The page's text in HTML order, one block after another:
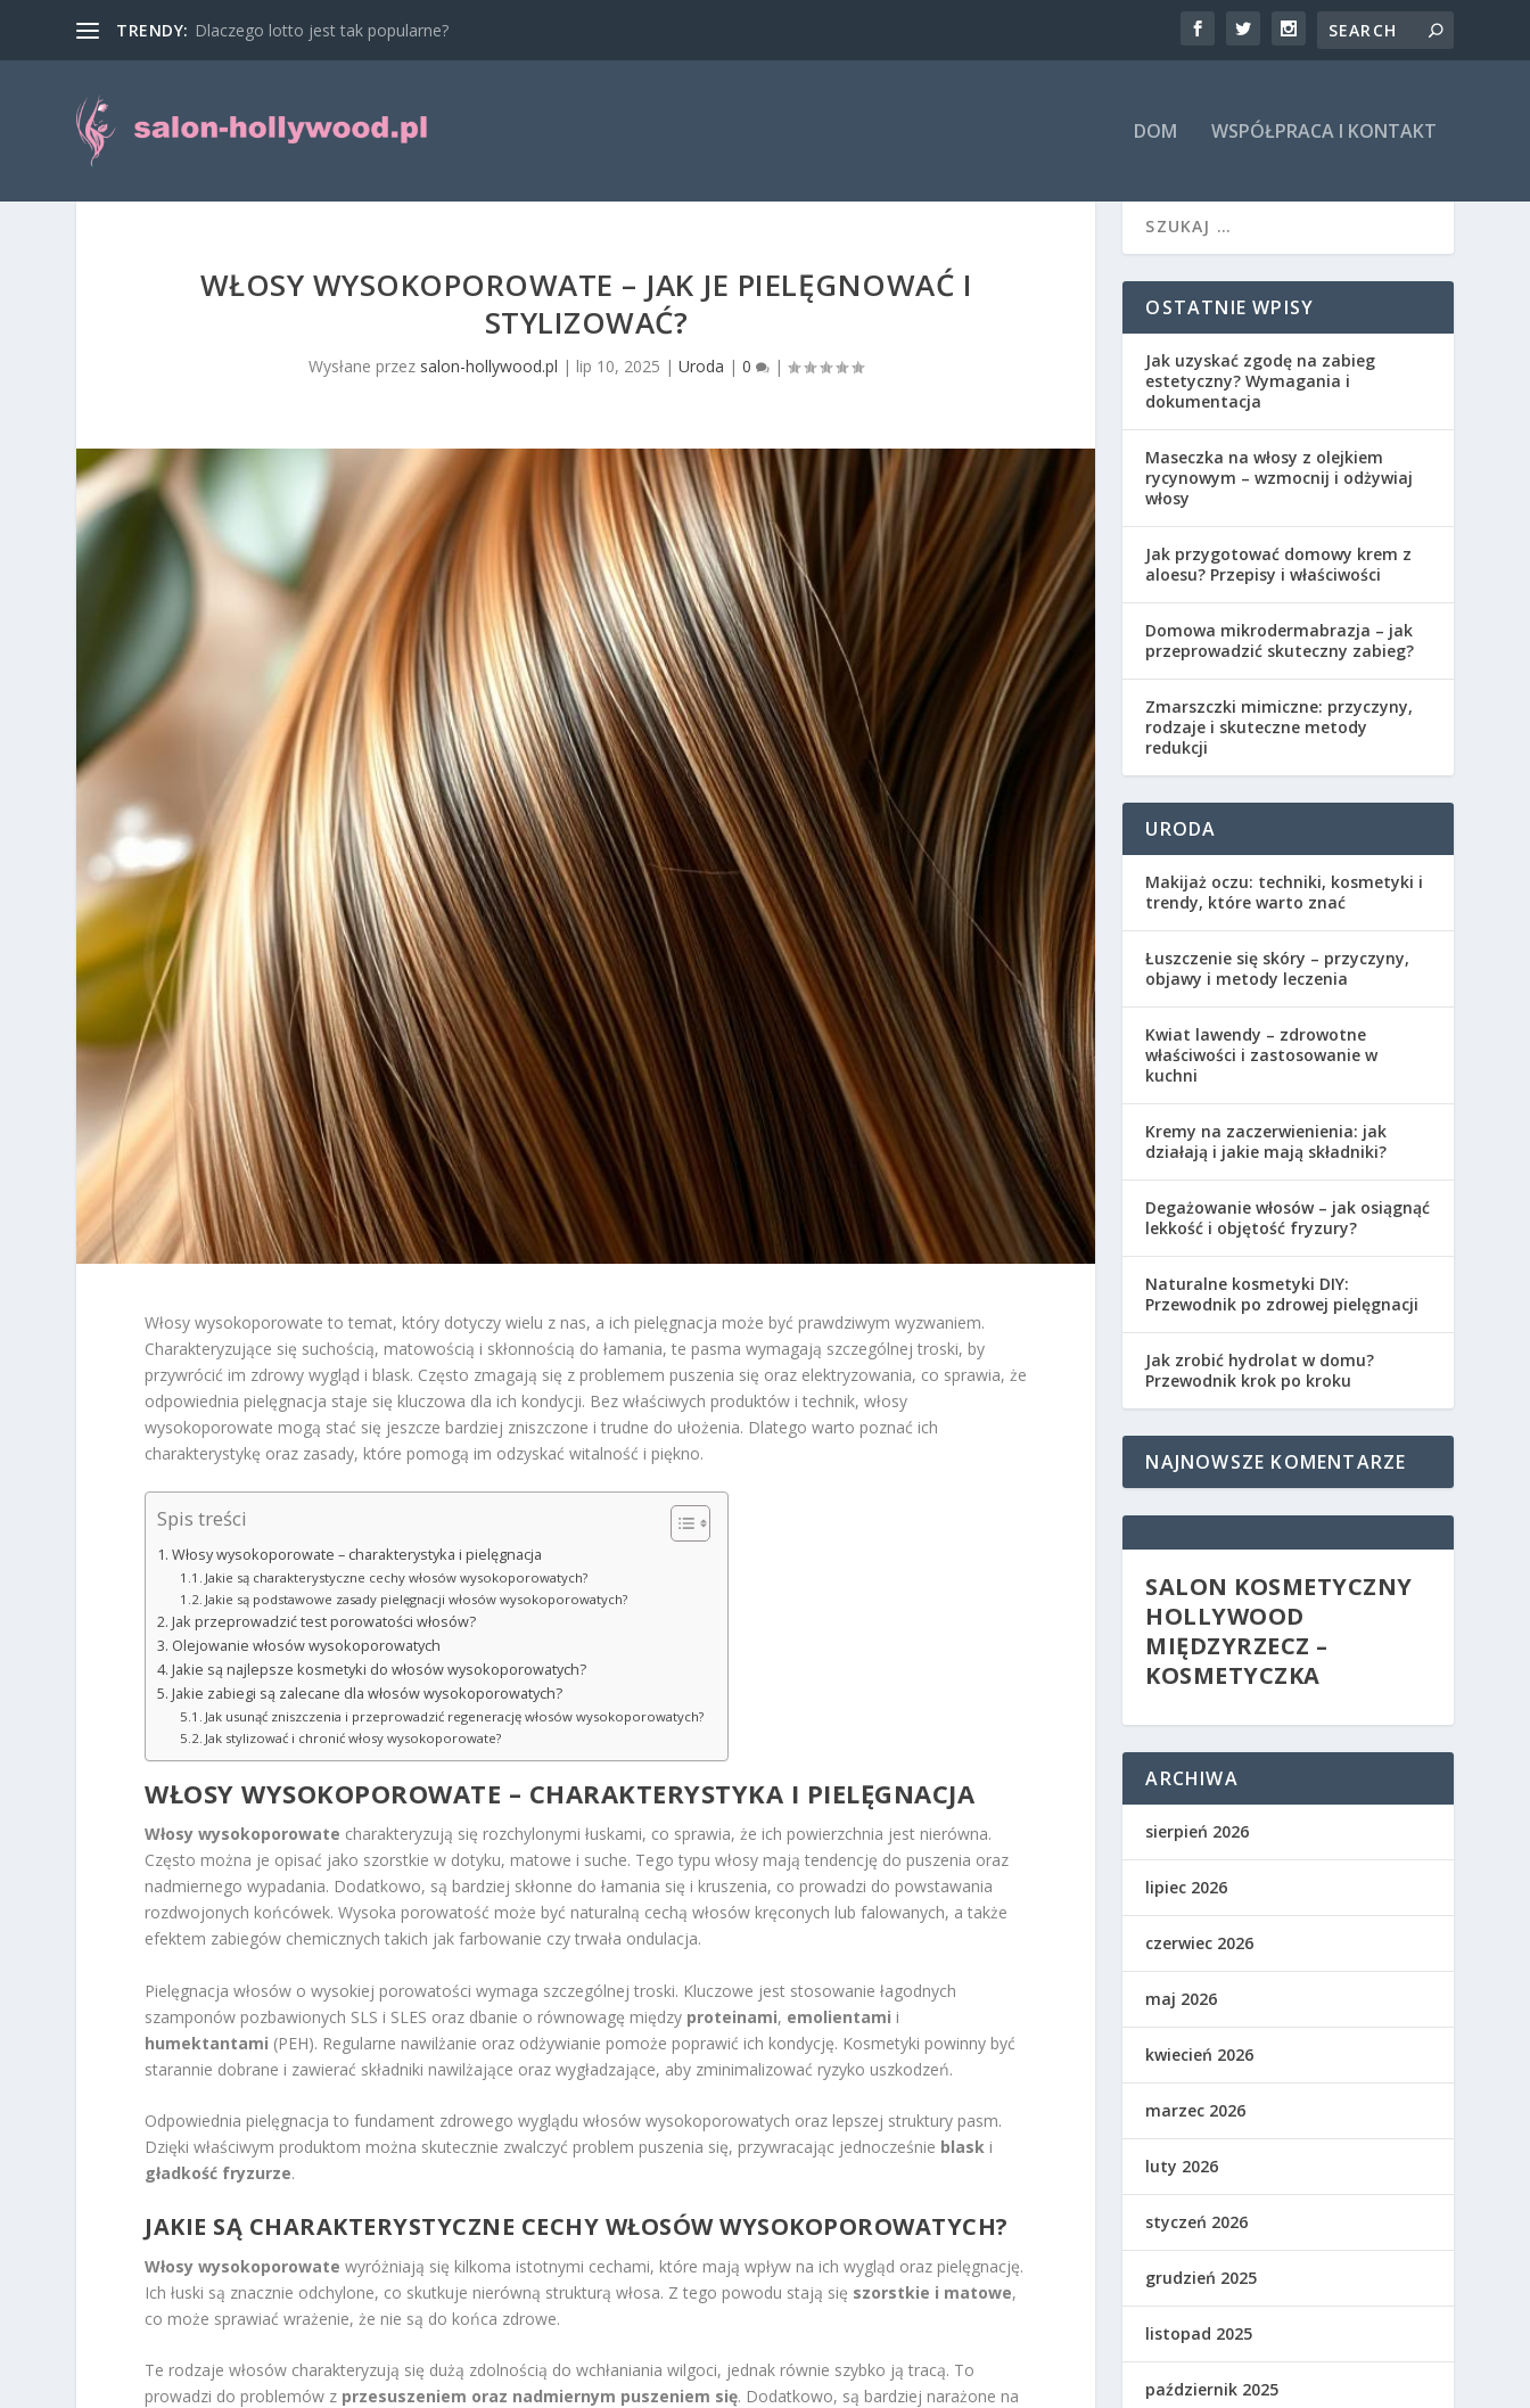
TRENDY: Dlaczego lotto jest tak popularne?
DOM WSPÓŁPRACA I KONTAKT
WŁOSY WYSOKOPOROWATE – JAK JE PIELĘGNOWAĆ I
STYLIZOWAĆ?
Wysłane przez salon-hollywood.pl | lip 10, 2025 |Uroda |0 |
Włosy wysokoporowate to temat, który dotyczy wielu z nas, a ich pielęgnacja może być prawdziwym wyzwaniem.
Charakteryzujące się suchością, matowością i skłonnością do łamania, te pasma wymagają szczególnej troski, by
przywrócić im zdrowy wygląd i blask. Często zmagają się z problemem puszenia się oraz elektryzowania, co sprawia, że
odpowiednia pielęgnacja staje się kluczowa dla ich kondycji. Bez właściwych produktów i technik, włosy
wysokoporowate mogą stać się jeszcze bardziej zniszczone i trudne do ułożenia. Dlatego warto poznać ich
charakterystykę oraz zasady, które pomogą im odzyskać witalność i piękno.
Spis treści
Włosy wysokoporowate – charakterystyka i pielęgnacja
Jakie są charakterystyczne cechy włosów wysokoporowatych?
Jakie są podstawowe zasady pielęgnacji włosów wysokoporowatych?
Jak przeprowadzić test porowatości włosów?
Olejowanie włosów wysokoporowatych
Jakie są najlepsze kosmetyki do włosów wysokoporowatych?
Jakie zabiegi są zalecane dla włosów wysokoporowatych?
Jak usunąć zniszczenia i przeprowadzić regenerację włosów wysokoporowatych?
Jak stylizować i chronić włosy wysokoporowate?
WŁOSY WYSOKOPOROWATE – CHARAKTERYSTYKA I PIELĘGNACJA
Włosy wysokoporowate charakteryzują się rozchylonymi łuskami, co sprawia, że ich powierzchnia jest nierówna.
Często można je opisać jako szorstkie w dotyku, matowe i suche. Tego typu włosy mają tendencję do puszenia oraz
nadmiernego wypadania. Dodatkowo, są bardziej skłonne do łamania się i kruszenia, co prowadzi do powstawania
rozdwojonych końcówek. Wysoka porowatość może być naturalną cechą włosów kręconych lub falowanych, a także
efektem zabiegów chemicznych takich jak farbowanie czy trwała ondulacja.
Pielęgnacja włosów o wysokiej porowatości wymaga szczególnej troski. Kluczowe jest stosowanie łagodnych
szamponów pozbawionych SLS i SLES oraz dbanie o równowagę między proteinami, emolientami i
humektantami (PEH). Regularne nawilżanie oraz odżywianie pomoże poprawić ich kondycję. Kosmetyki powinny być
starannie dobrane i zawierać składniki nawilżające oraz wygładzające, aby zminimalizować ryzyko uszkodzeń.
Odpowiednia pielęgnacja to fundament zdrowego wyglądu włosów wysokoporowatych oraz lepszej struktury pasm.
Dzięki właściwym produktom można skutecznie zwalczyć problem puszenia się, przywracając jednocześnie blask i
gładkość fryzurze.
JAKIE SĄ CHARAKTERYSTYCZNE CECHY WŁOSÓW WYSOKOPOROWATYCH?
Włosy wysokoporowate wyróżniają się kilkoma istotnymi cechami, które mają wpływ na ich wygląd oraz pielęgnację.
Ich łuski są znacznie odchylone, co skutkuje nierówną strukturą włosa. Z tego powodu stają się szorstkie i matowe,
co może sprawiać wrażenie, że nie są do końca zdrowe.
Te rodzaje włosów charakteryzują się dużą zdolnością do wchłaniania wilgoci, jednak równie szybko ją tracą. To
prowadzi do problemów z przesuszeniem oraz nadmiernym puszeniem się. Dodatkowo, są bardziej narażone na
OSTATNIE WPISY
Jak uzyskać zgodę na zabieg
estetyczny? Wymagania i
dokumentacja
Maseczka na włosy z olejkiem
rycynowym – wzmocnij i odżywiaj
włosy
Jak przygotować domowy krem z
aloesu? Przepisy i właściwości
Domowa mikrodermabrazja – jak
przeprowadzić skuteczny zabieg?
Zmarszczki mimiczne: przyczyny,
rodzaje i skuteczne metody
redukcji
URODA
Makijaż oczu: techniki, kosmetyki i
trendy, które warto znać
Łuszczenie się skóry – przyczyny,
objawy i metody leczenia
Kwiat lawendy – zdrowotne
właściwości i zastosowanie w
kuchni
Kremy na zaczerwienienia: jak
działają i jakie mają składniki?
Degażowanie włosów – jak osiągnąć
lekkość i objętość fryzury?
Naturalne kosmetyki DIY:
Przewodnik po zdrowej pielęgnacji
Jak zrobić hydrolat w domu?
Przewodnik krok po kroku
NAJNOWSZE KOMENTARZE
SALON KOSMETYCZNY
HOLLYWOOD
MIĘDZYRZECZ –
KOSMETYCZKA
ARCHIWA
sierpień 2026
lipiec 2026
czerwiec 2026
maj 2026
kwiecień 2026
marzec 2026
luty 2026
styczeń 2026
grudzień 2025
listopad 2025
październik 2025